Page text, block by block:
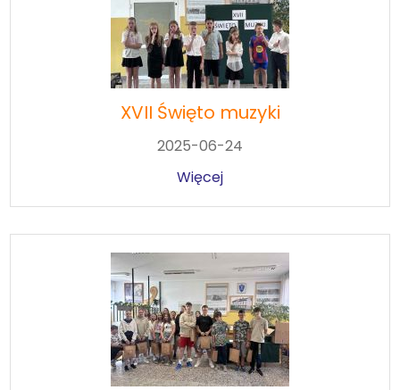
XVII Święto muzyki
2025-06-24
Więcej